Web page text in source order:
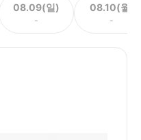
08.09(일)
-
08.10(월)
-